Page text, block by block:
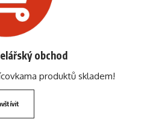
obchod
produktů skladem!